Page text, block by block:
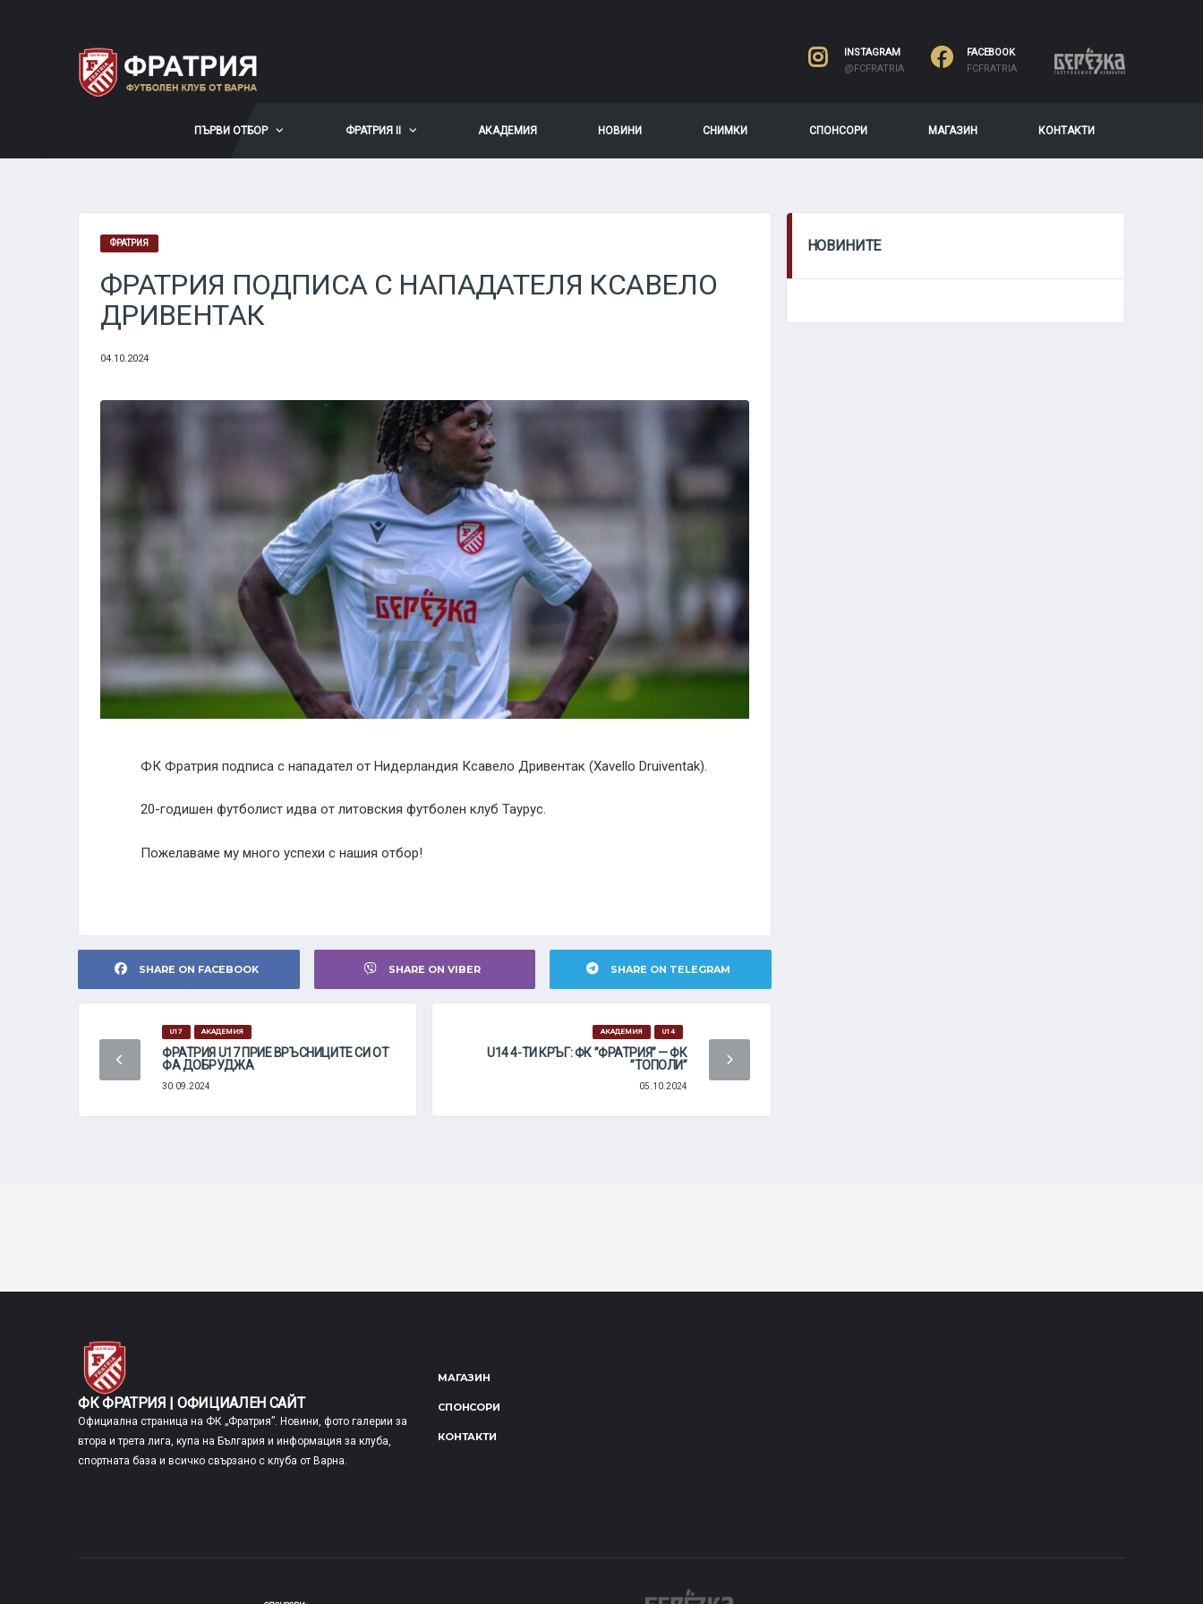
INSTAGRAM
@FCFRATRIA
FACEBOOK
FCFRATRIA
ПЪРВИ ОТБОР ФРАТРИЯ II АКАДЕМИЯ НОВИНИ СНИМКИ СПОНСОРИ МАГАЗИН КОНТАКТИ
ФРАТРИЯ
ФРАТРИЯ ПОДПИСА С НАПАДАТЕЛЯ КСАВЕЛО
ДРИВЕНТАК
04.10.2024
ФК Фратрия подписа с нападател от Нидерландия Ксавело Дривентак (Xavello Druiventak).
20-годишен футболист идва от литовския футболен клуб Таурус.
Пожелаваме му много успехи с нашия отбор!
SHARE ON FACEBOOK SHARE ON VIBER SHARE ON TELEGRAM
U17 АКАДЕМИЯ
ФРАТРИЯ U17 ПРИЕ ВРЪСНИЦИТЕ СИ ОТ
ФА ДОБРУДЖА
30.09.2024
U14
АКАДЕМИЯ
U14 4-ТИ КРЪГ: ФК ”ФРАТРИЯ” — ФК
”ТОПОЛИ”
05.10.2024
НОВИНИТЕ
ФК ФРАТРИЯ | ОФИЦИАЛЕН САЙТ
Официална страница на ФК „Фратрия”. Новини, фото галерии за
втора и трета лига, купа на България и информация за клуба,
спортната база и всичко свързано с клуба от Варна.
МАГАЗИН
СПОНСОРИ
КОНТАКТИ